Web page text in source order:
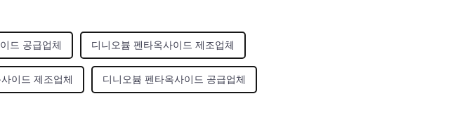
드 공급업체 디니오븀 펜타옥사이드 제조업체
이드 제조업체 디니오븀 펜타옥사이드 공급업체